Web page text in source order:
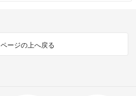
ページの上へ戻る